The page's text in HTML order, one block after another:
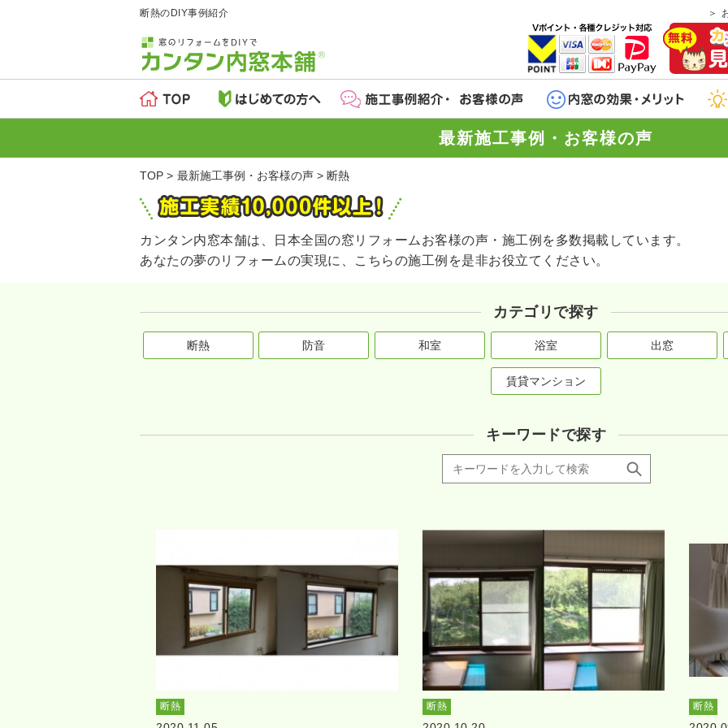
断熱のDIY事例紹介
最新施工事例・お客様の声
TOP 最新施工事例・お客様の声 断熱
カンタン内窓本舗は、日本全国の窓リフォームお客様の声・施工例を多数掲載しています。
あなたの夢のリフォームの実現に、こちらの施工例を是非お役立てください。
カテゴリで探す
断熱 防音 和室 浴室 出窓
賃貸マンション
キーワードで探す
断熱 断熱 断熱